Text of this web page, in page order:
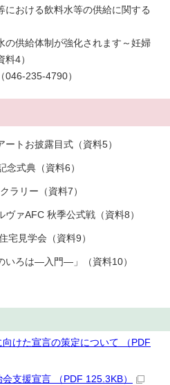
における飲料水等の供給に関する
の供給体制が強化されます～妊婦
4）
046-235-4790）
トお披露目式（資料5）
念式典（資料6）
ラリー（資料7）
ァAFC 秋季公式戦（資料8）
宅見学会（資料9）
いろは―入門―」（資料10）
向けた宣言の策定について （PDF
支援宣言 （PDF 125.3KB）